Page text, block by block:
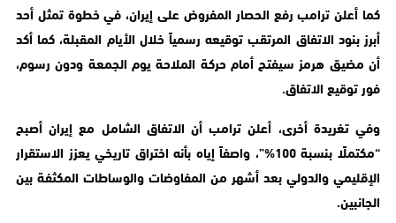
كما أعلن ترامب رفع الحصار المفروض على إيران، في خطوة تمثل أحد
أبرز بنود الاتفاق المرتقب توقيعه رسمياً خلال الأيام المقبلة، كما أكد
أن مضيق هرمز سيفتح أمام حركة الملاحة يوم الجمعة ودون رسوم،
فور توقيع الاتفاق.
وفي تغريدة أخرى، أعلن ترامب أن الاتفاق الشامل مع إيران أصبح
“مكتملًا بنسبة 100%”، واصفاً إياه بأنه اختراق تاريخي يعزز الاستقرار
الإقليمي والدولي بعد أشهر من المفاوضات والوساطات المكثفة بين
الجانبين.